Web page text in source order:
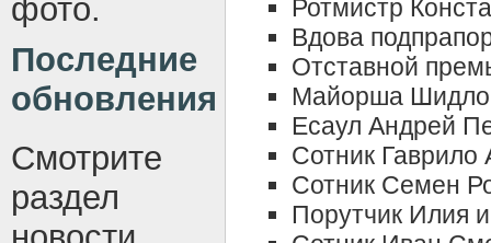
Ротмистр
Вдова
Отставной
Майорша
Есаул Андрей
Сотник Гаврило
Сотник Семен
Порутчик Илия
фото.
Последние
обновления
Смотрите
раздел